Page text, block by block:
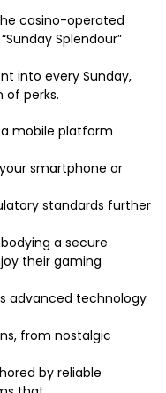
casino-operated
Splendour”
into every Sunday,
of perks.
mobile platform
smartphone or
standards further
a secure
their gaming
advanced technology
from nostalgic
by reliable